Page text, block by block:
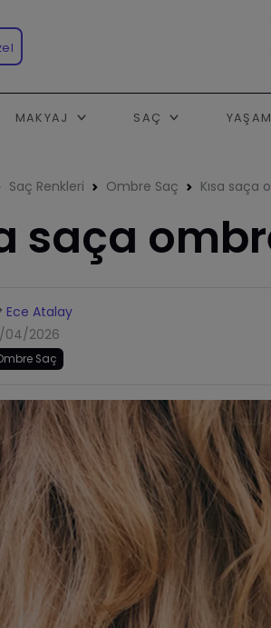
MAKYAJ SAÇ YAŞAM
Saç Renkleri Ombre Saç Kısa saça
saça
Ece Atalay
04/2026
Saç